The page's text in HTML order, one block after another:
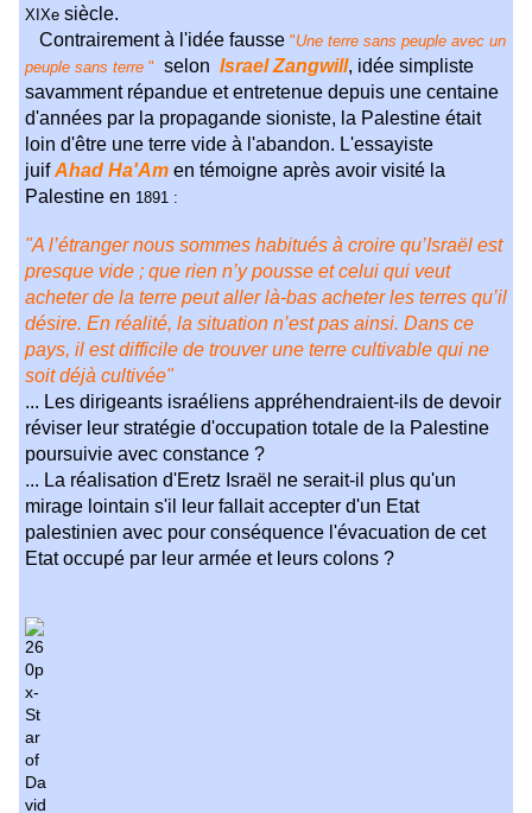
XIXe siècle.
Contrairement à l'idée fausse "Une terre sans peuple avec un
peuple sans terre " selon Israel Zangwill, idée simpliste
savamment répandue et entretenue depuis une centaine
d'années par la propagande sioniste, la Palestine était
loin d'être une terre vide à l'abandon. L'essayiste
juifAhad Ha'Am en témoigne après avoir visité la
Palestine en 1891 :
"A l’étranger nous sommes habitués à croire qu’Israël est
presque vide ; que rien n’y pousse et celui qui veut
acheter de la terre peut aller là-bas acheter les terres qu’il
désire. En réalité, la situation n’est pas ainsi. Dans ce
pays, il est difficile de trouver une terre cultivable qui ne
soit déjà cultivée"
... Les dirigeants israéliens appréhendraient-ils de devoir
réviser leur stratégie d'occupation totale de la Palestine
poursuivie avec constance ?
... La réalisation d'Eretz Israël ne serait-il plus qu'un
mirage lointain s'il leur fallait accepter d'un Etat
palestinien avec pour conséquence l'évacuation de cet
Etat occupé par leur armée et leurs colons ?